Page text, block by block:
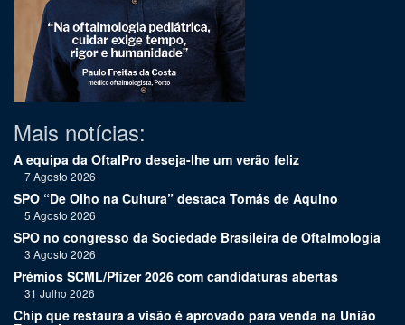
Mais notícias:
A equipa da OftalPro deseja-lhe um verão feliz
7 Agosto 2026
SPO “De Olho na Cultura” destaca Tomás de Aquino
5 Agosto 2026
SPO no congresso da Sociedade Brasileira de Oftalmologia
3 Agosto 2026
Prémios SCML/Pfizer 2026 com candidaturas abertas
31 Julho 2026
Chip que restaura a visão é aprovado para venda na União